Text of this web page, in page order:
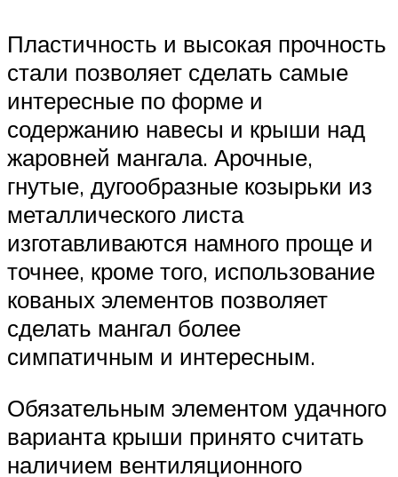
Пластичность и высокая прочность
стали позволяет сделать самые
интересные по форме и
содержанию навесы и крыши над
жаровней мангала. Арочные,
гнутые, дугообразные козырьки из
металлического листа
изготавливаются намного проще и
точнее, кроме того, использование
кованых элементов позволяет
сделать мангал более
симпатичным и интересным.
Обязательным элементом удачного
варианта крыши принято считать
наличием вентиляционного